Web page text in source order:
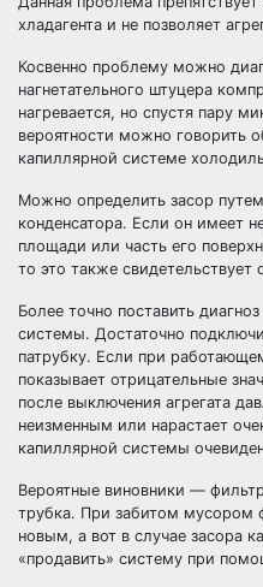
хладагента и не позволяет
Косвенно проблему можно
нагнетательного штуцера
нагревается, но спустя пару
вероятности можно говорить
капиллярной системе
Можно определить засор
конденсатора. Если он имеет
площади или часть его
то это также
Более точно поставить
системы. Достаточно
патрубку. Если при
показывает отрицательные
после выключения агрегата
неизменным или нарастает
капиллярной системы
Вероятные виновники —
трубка. При забитом мусором
новым, а вот в случае засора
«продавить» систему при